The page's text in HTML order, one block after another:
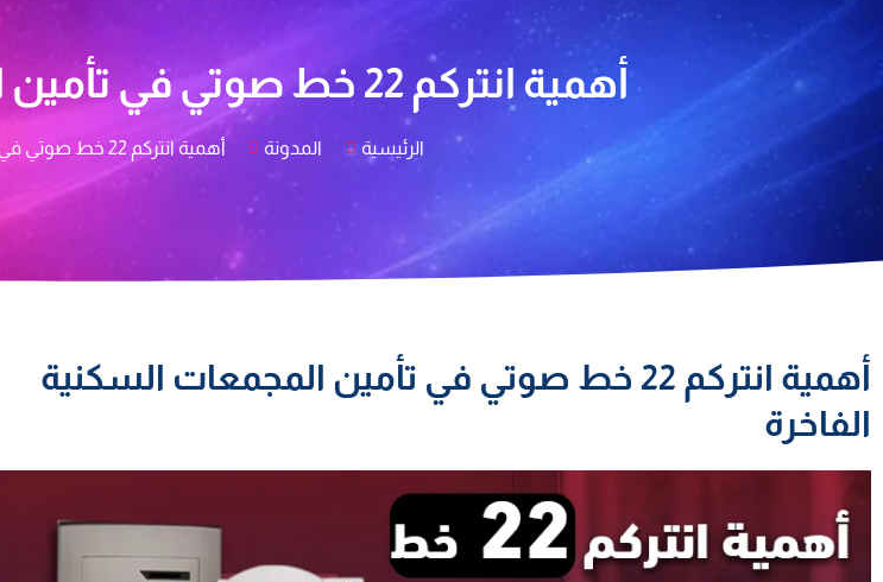
أهمية انتركم 22 خط صوتي في تأمين المجمعات السكنية الفاخرة
الرئيسية المدونة أهمية انتركم 22 خط صوتي في تأمين المجمعات السكنية الفاخرة
أهمية انتركم 22 خط صوتي في تأمين المجمعات السكنية
الفاخرة